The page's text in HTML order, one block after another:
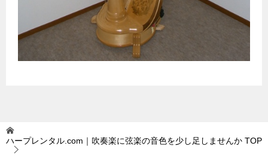
ハープレンタル.com｜吹奏楽に弦楽の音色を少し足しませんか TOP